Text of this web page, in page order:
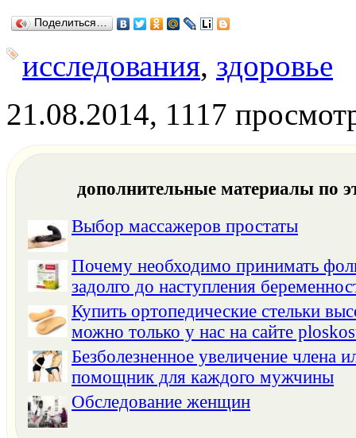
Поделиться…
исследования, здоровье
21.08.2014, 1117
дополнительные материалы по
Выбор массажеров простаты
Почему необходимо принимать
задолго до наступления
Купить ортопедические стельки
можно только у нас на сайте
Безболезненное увеличение члена
помощник для каждого мужчины
Обследование женщин